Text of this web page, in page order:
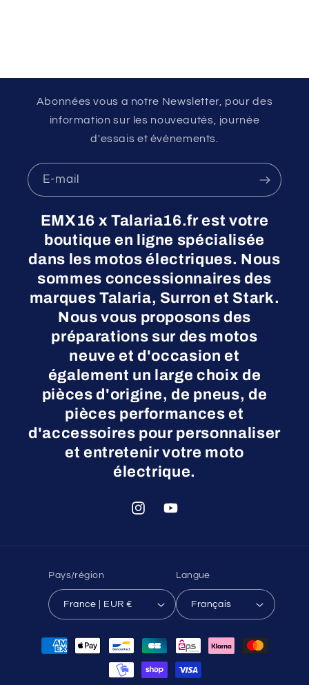
Abonnées vous a notre Newsletter, pour des
information sur les nouveautés, journée
d'essais et évènements.
E-mail
EMX16 x Talaria16.fr est votre
boutique en ligne spécialisée
dans les motos électriques. Nous
sommes concessionnaires des
marques Talaria, Surron et Stark.
Nous vous proposons des
préparations sur des motos
neuve et d'occasion et
également un large choix de
pièces d'origine, de pneus, de
pièces performances et
d'accessoires pour personnaliser
et entretenir votre moto
électrique.
InstagramYouTube
Pays/région
France | EUR €
Langue
Français
Moyens